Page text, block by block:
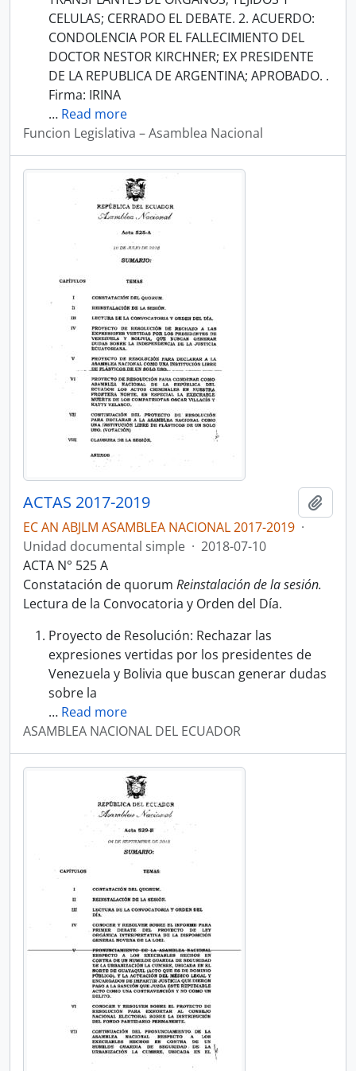
CELULAS; CERRADO EL DEBATE. 2. ACUERDO:
CONDOLENCIA POR EL FALLECIMIENTO DEL
DOCTOR NESTOR KIRCHNER; EX PRESIDENTE
DE LA REPUBLICA DE ARGENTINA; APROBADO. .
Firma: IRINA
… Read more
Funcion Legislativa – Asamblea Nacional
ACTAS 2017-2019
EC AN ABJLM ASAMBLEA NACIONAL 2017-2019 ·
Unidad documental simple · 2018-07-10
ACTA N° 525 A
Constatación de quorum Reinstalación de la sesión.
Lectura de la Convocatoria y Orden del Día.
Proyecto de Resolución: Rechazar las
expresiones vertidas por los presidentes de
Venezuela y Bolivia que buscan generar dudas
sobre la
… Read more
ASAMBLEA NACIONAL DEL ECUADOR